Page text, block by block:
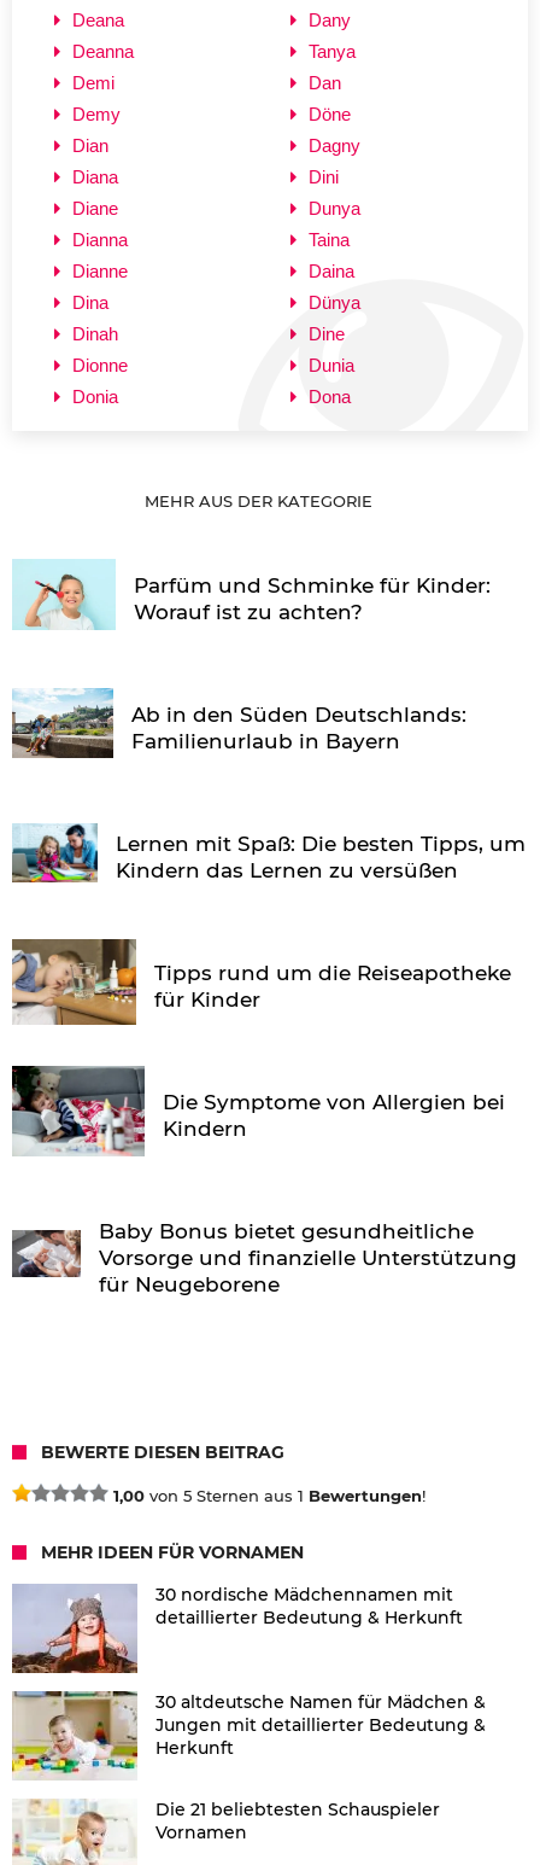
Deana
Deanna
Demi
Demy
Dian
Diana
Diane
Dianna
Dianne
Dina
Dinah
Dionne
Donia
Dany
Tanya
Dan
Döne
Dagny
Dini
Dunya
Taina
Daina
Dünya
Dine
Dunia
Dona
MEHR AUS DER KATEGORIE
Parfüm und Schminke für Kinder:
Worauf ist zu achten?
Ab in den Süden Deutschlands:
Familienurlaub in Bayern
Lernen mit Spaß: Die besten Tipps, um
Kindern das Lernen zu versüßen
Tipps rund um die Reiseapotheke
für Kinder
Die Symptome von Allergien bei
Kindern
Baby Bonus bietet gesundheitliche
Vorsorge und finanzielle Unterstützung
für Neugeborene
BEWERTE DIESEN BEITRAG
1,00 von 5 Sternen aus 1 Bewertungen!
MEHR IDEEN FÜR VORNAMEN
30 nordische Mädchennamen mit
detaillierter Bedeutung & Herkunft
30 altdeutsche Namen für Mädchen &
Jungen mit detaillierter Bedeutung &
Herkunft
Die 21 beliebtesten Schauspieler
Vornamen